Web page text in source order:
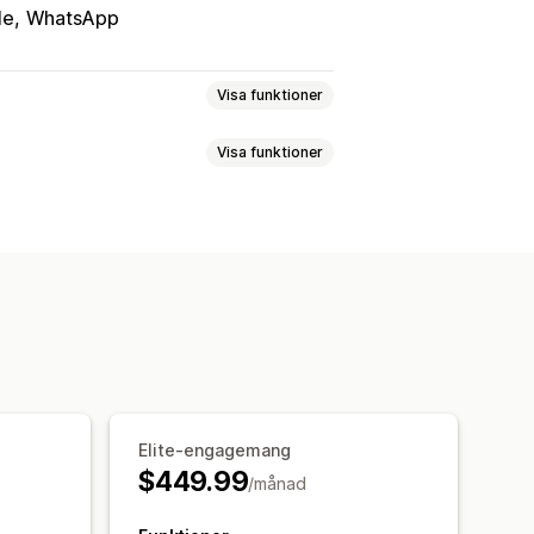
WhatsApp
Visa funktioner
Visa funktioner
Chattfönster
Elite-engagemang
$449.99/månad